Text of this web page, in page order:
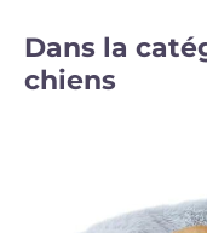
Dans la
chiens